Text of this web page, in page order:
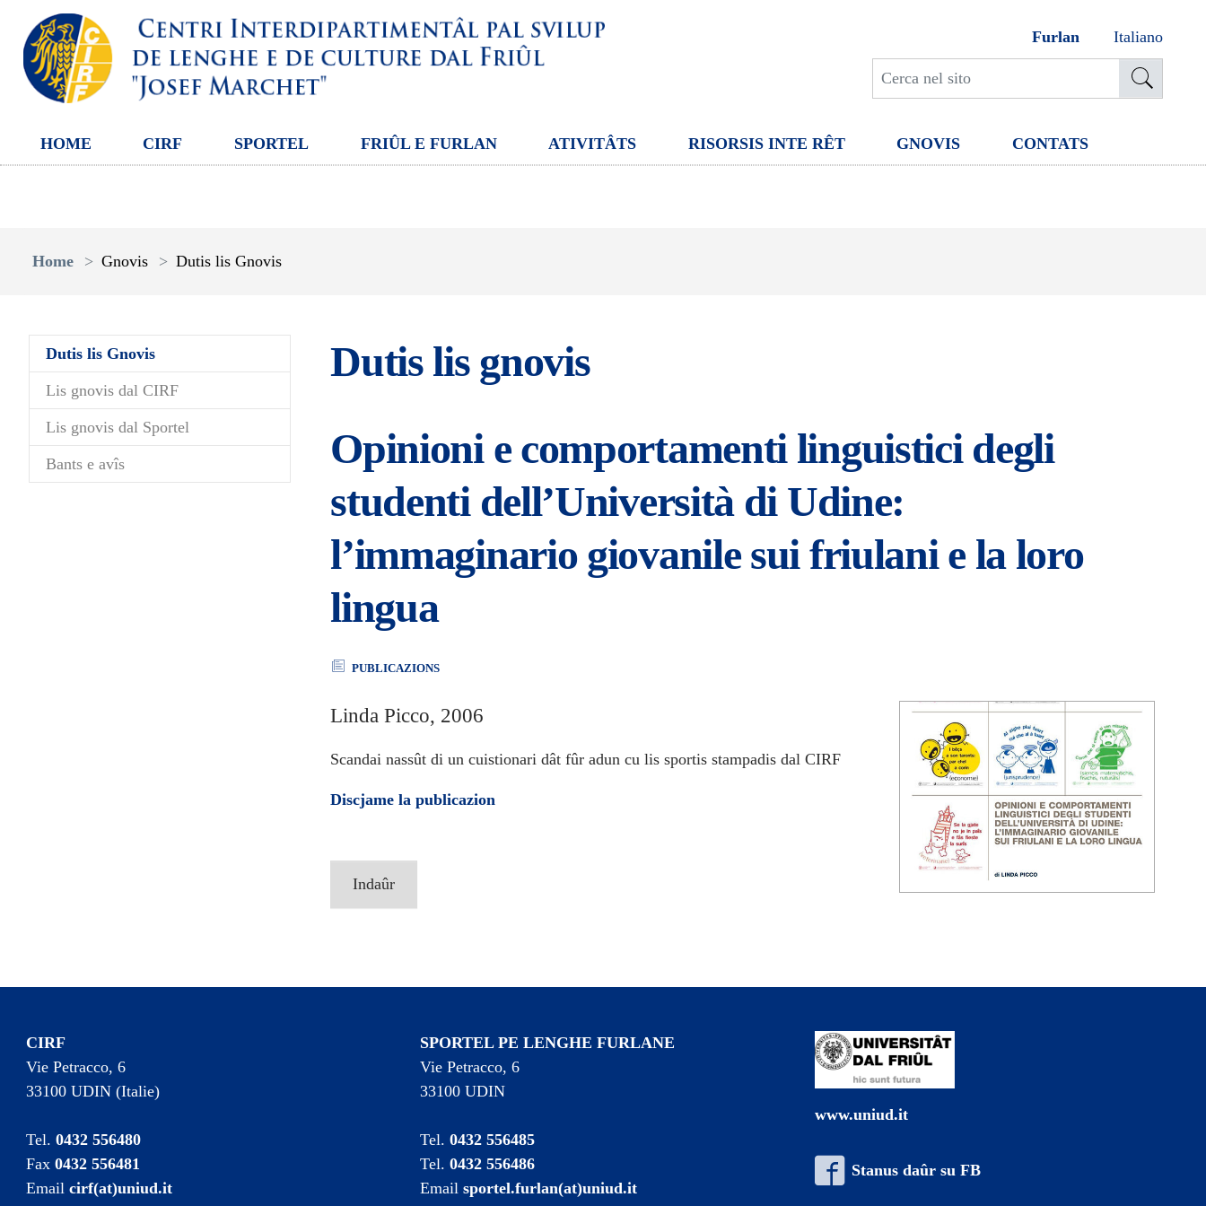
Furlan Italiano
HOME CIRF SPORTEL FRIÛL E FURLAN ATIVITÂTS RISORSIS INTE RÊT GNOVIS CONTATS
Home
Gnovis Dutis lis Gnovis
Dutis lis Gnovis(current)
Lis gnovis dal CIRF
Lis gnovis dal Sportel
Bants e avîs
Dutis lis gnovis
Opinioni e comportamenti linguistici degli
studenti dell’Università di Udine:
l’immaginario giovanile sui friulani e la loro
lingua
PUBLICAZIONS
Linda Picco, 2006
Scandai nassût di un cuistionari dât fûr adun cu lis sportis stampadis dal CIRF
Discjame la publicazion
Indaûr
CIRF
Vie Petracco, 6
33100 UDIN (Italie)
Tel.0432 556480
Fax0432 556481
Emailcirf(at)uniud.it
SPORTEL PE LENGHE FURLANE
Vie Petracco, 6
33100 UDIN
Tel.0432 556485
Tel.0432 556486
Emailsportel.furlan(at)uniud.it
www.uniud.it
Stanus daûr su FB